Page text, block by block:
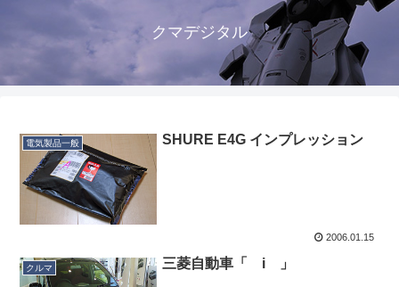
クマデジタル
電気製品一般 SHURE E4G インプレッション
2006.01.15
クルマ 三菱自動車「 i 」